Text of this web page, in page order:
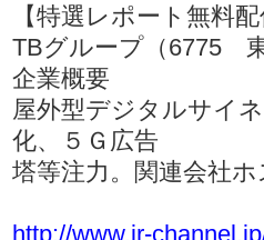
【特選レポート無料
TBグループ（6775
企業概要
屋外型デジタルサイ
化、５Ｇ広告
塔等注力。関連会社
http://www.ir-